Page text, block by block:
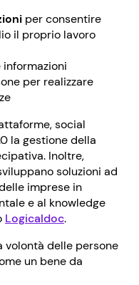
per consentire
il proprio lavoro
informazioni
per realizzare
social
la gestione della
Inoltre,
soluzioni ad
imprese in
e al knowledge
Logicaldoc.
volontà delle persone
un bene da